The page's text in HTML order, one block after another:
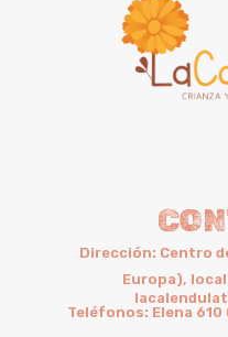
Dirección: Centro
Europa), local
Teléfonos: Elena